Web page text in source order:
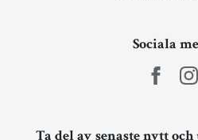
Sociala
Ta del av senaste nytt